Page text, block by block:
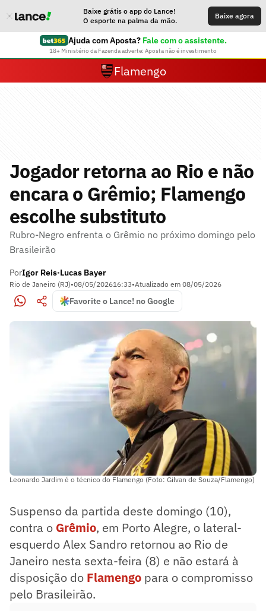
Baixe grátis o app do Lance!
O esporte na palma da mão.
Baixe agora
Ajuda com Aposta? Fale com o assistente.
18+ Ministério da Fazenda adverte: Aposta não é investimento
Flamengo
Jogador retorna ao Rio e não
encara o Grêmio; Flamengo
escolhe substituto
Rubro-Negro enfrenta o Grêmio no próximo domingo pelo
Brasileirão
PorIgor Reis•Lucas Bayer
Rio de Janeiro (RJ)•08/05/202616:33•Atualizado em 08/05/2026
Favorite o Lance! no Google
Leonardo Jardim é o técnico do Flamengo (Foto: Gilvan de Souza/Flamengo)
Suspenso da partida deste domingo (10),
contra o Grêmio, em Porto Alegre, o lateral-
esquerdo Alex Sandro retornou ao Rio de
Janeiro nesta sexta-feira (8) e não estará à
disposição do Flamengo para o compromisso
pelo Brasileirão.